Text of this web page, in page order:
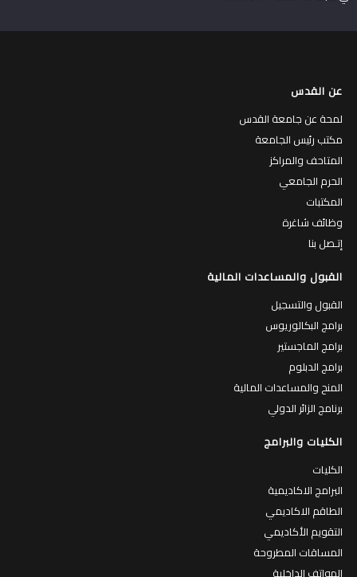
عن القدس
لمحة عن جامعة القدس
مكتب رئيس الجامعة
المتاحف والمراكز
الحرم الجامعي
المكتبات
وظائف شاغرة
إتـصل بنا
القبول والمساعدات المالية
القبول والتسجيل
برامج البكالوريوس
برامج الماجستير
برامج الدبلوم
المنح والمساعدات المالية
برنامج الزائر الدولي
الكليات والبرامج
الكليات
البرامج الاكاديمية
الطاقم الاكاديمي
التقويم الأكاديمي
المساقات المطروحة
الهواتف الداخلية